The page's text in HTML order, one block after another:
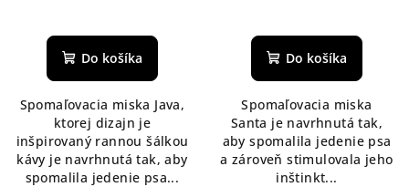
Do košíka
Spomaľovacia miska Java,
ktorej dizajn je
inšpirovaný rannou šálkou
kávy je navrhnutá tak, aby
spomalila jedenie psa...
Do košíka
Spomaľovacia miska
Santa je navrhnutá tak,
aby spomalila jedenie psa
a zároveň stimulovala jeho
inštinkt...